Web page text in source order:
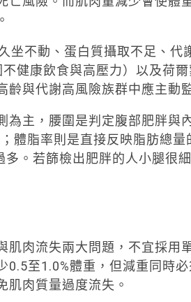
坐不動、蛋白質攝取不足、代
健康飲食與高壓力）以及荷爾
與代謝高風險族群中應主動
為主，腰圍是判定腹部肥胖與
體脂率則是直接反映脂肪總量
。若篩檢出肥胖的人小腿很細
肌肉流失兩大問題，不宜採用
至1.0%體重，但減重同時必
肌肉質量過度流失。